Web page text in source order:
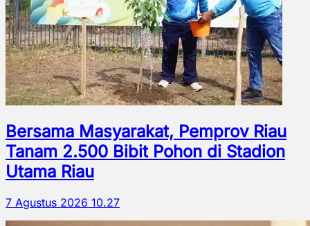
Bersama Masyarakat, Pemprov Riau
Tanam 2.500 Bibit Pohon di Stadion
Utama Riau
7 Agustus 2026 10.27